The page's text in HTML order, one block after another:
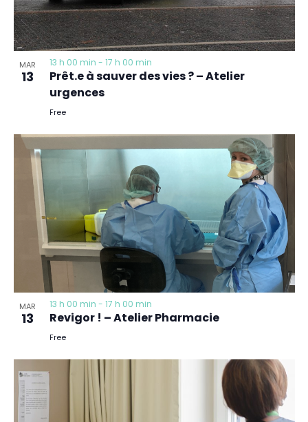
MAR
13
13 h 00 min - 17 h 00 min
Prêt.e à sauver des vies ? – Atelier
urgences
Free
MAR
13
13 h 00 min - 17 h 00 min
Revigor ! – Atelier Pharmacie
Free